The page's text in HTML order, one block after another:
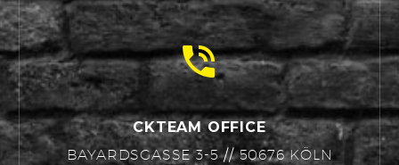


CKTEAM OFFICE
BAYARDSGASSE 3-5 // 50676 KÖLN